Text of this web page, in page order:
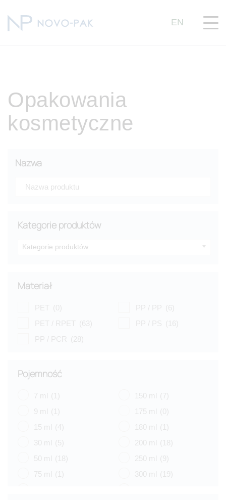
EN
Opakowania
kosmetyczne
Nazwa
Kategorie produktów
Kategorie produktów
Materiał
PET (0)
PET / RPET (63)
PP / PCR (28)
PP / PP (6)
PP / PS (16)
Pojemność
7 ml
(1)
9 ml
(1)
15 ml
(4)
30 ml
(5)
50 ml
(18)
75 ml
(1)
150 ml
(7)
175 ml
(0)
180 ml
(1)
200 ml
(18)
250 ml
(9)
300 ml
(19)